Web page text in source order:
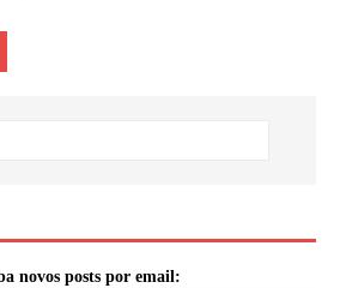
novos posts por email: